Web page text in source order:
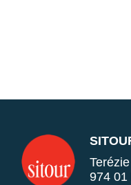
974 01